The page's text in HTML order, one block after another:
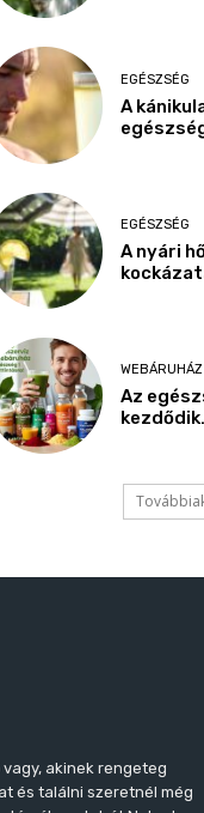
EGÉSZSÉG
A
EGÉSZSÉG
A nyári
WEBÁRUHÁZ
Az
akinek rengeteg
és találni szeretnél még